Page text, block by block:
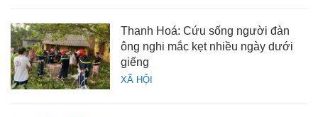
XÃ HỘI
Thanh Hoá: Cứu sống người đàn
ông nghi mắc kẹt nhiều ngày dưới
giếng